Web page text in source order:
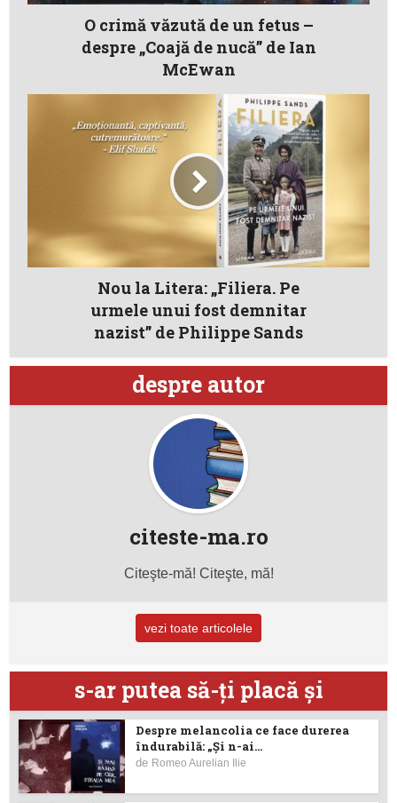
O crimă văzută de un fetus –
despre „Coajă de nucă” de Ian
McEwan
Nou la Litera: „Filiera. Pe
urmele unui fost demnitar
nazist” de Philippe Sands
despre autor
citeste-ma.ro
Citeşte-mă! Citeşte, mă!
vezi toate articolele
s-ar putea să-ţi placă şi
Despre melancolia ce face durerea
îndurabilă: „Și n-ai...
de Romeo Aurelian Ilie